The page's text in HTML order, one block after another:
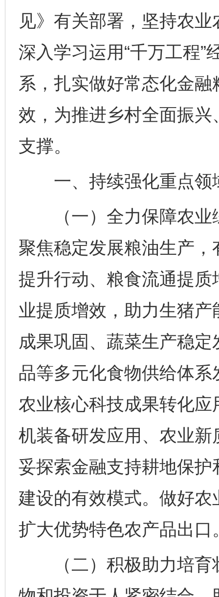
见》有关部署，坚持农
深入学习运用“千万工程”
系，扎实做好常态化金
效，为推进乡村全面振
支撑。
一、持续强化重点领
（一）全力保障农业
聚焦稳定发展粮油生产
提升行动、粮食流通提质
业提质增效，助力生猪
成果巩固、蔬菜生产稳
品等多元化食物供给体
农业核心科技成果转化
机装备研发应用、农业
妥探索金融支持耕地保
建设的有效模式。做好农
扩大优势特色农产品出口
（二）积极助力培育